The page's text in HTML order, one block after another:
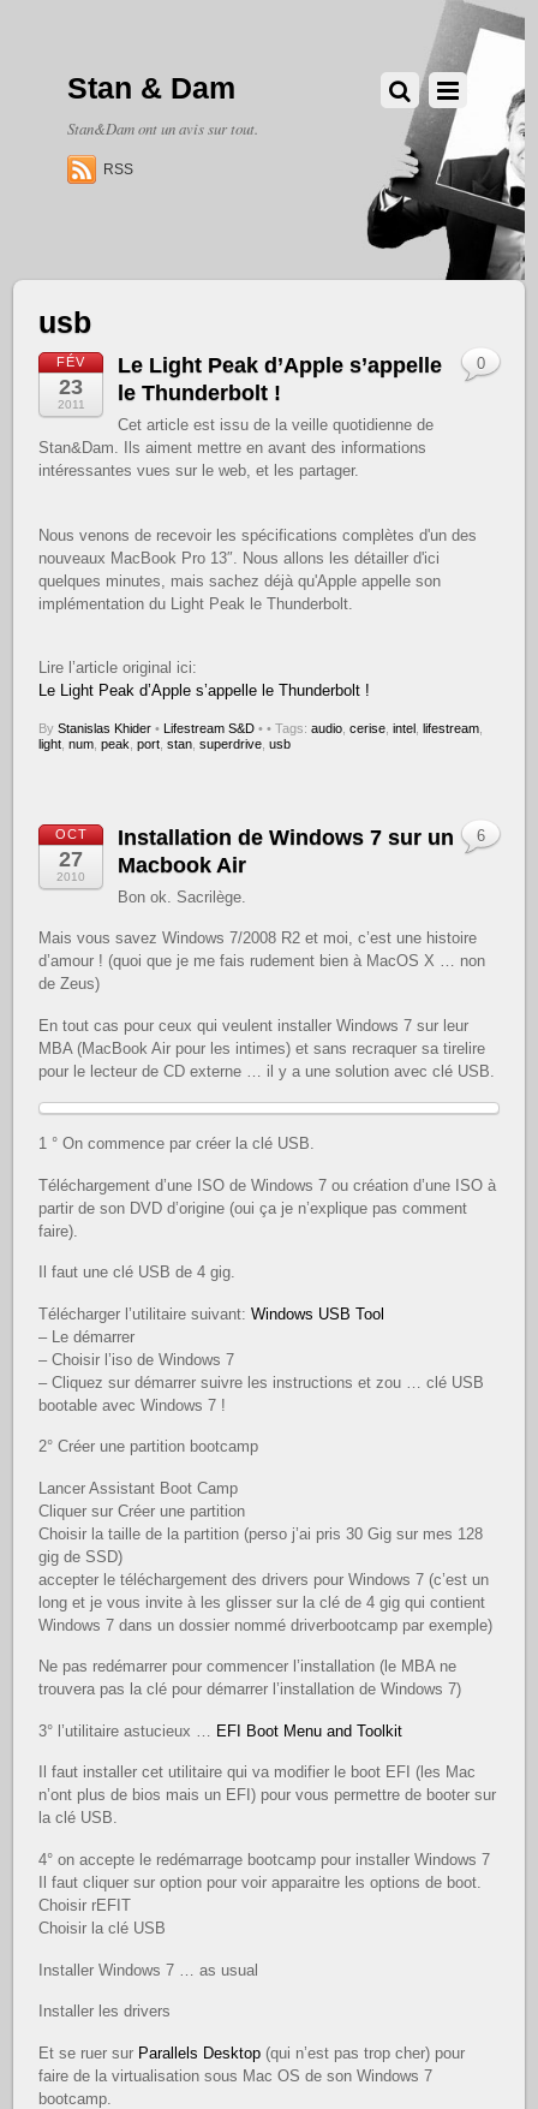
Stan & Dam
Stan&Dam ont un avis sur tout.
RSS
usb
FÉV
23
2011
Le Light Peak d’Apple s’appelle
le Thunderbolt !
Cet article est issu de la veille quotidienne de
Stan&Dam. Ils aiment mettre en avant des informations
intéressantes vues sur le web, et les partager.
Nous venons de recevoir les spécifications complètes d'un des
nouveaux MacBook Pro 13″. Nous allons les détailler d'ici
quelques minutes, mais sachez déjà qu'Apple appelle son
implémentation du Light Peak le Thunderbolt.
Lire l’article original ici:
Le Light Peak d’Apple s’appelle le Thunderbolt !
ByStanislas Khider • Lifestream S&D •
0
• Tags:audio ,cerise ,intel ,lifestream
light ,num ,peak ,port ,stan ,superdrive ,usb
OCT
27
2010
Installation de Windows 7 sur un
Macbook Air
Bon ok. Sacrilège.
Mais vous savez Windows 7/2008 R2 et moi, c’est une histoire
d’amour ! (quoi que je me fais rudement bien à MacOS X … non
de Zeus)
En tout cas pour ceux qui veulent installer Windows 7 sur leur
MBA (MacBook Air pour les intimes) et sans recraquer sa tirelire
pour le lecteur de CD externe … il y a une solution avec clé USB.
1 ° On commence par créer la clé USB.
Téléchargement d’une ISO de Windows 7 ou création d’une ISO à
partir de son DVD d’origine (oui ça je n’explique pas comment
faire).
Il faut une clé USB de 4 gig.
Télécharger l’utilitaire suivant:Windows USB Tool
– Le démarrer
– Choisir l’iso de Windows 7
– Cliquez sur démarrer suivre les instructions et zou … clé USB
bootable avec Windows 7 !
2° Créer une partition bootcamp
Lancer Assistant Boot Camp
Cliquer sur Créer une partition
Choisir la taille de la partition (perso j’ai pris 30 Gig sur mes 128
gig de SSD)
accepter le téléchargement des drivers pour Windows 7 (c’est un
long et je vous invite à les glisser sur la clé de 4 gig qui contient
Windows 7 dans un dossier nommé driverbootcamp par exemple)
Ne pas redémarrer pour commencer l’installation (le MBA ne
trouvera pas la clé pour démarrer l’installation de Windows 7)
3° l’utilitaire astucieux … EFI Boot Menu and Toolkit
Il faut installer cet utilitaire qui va modifier le boot EFI (les Mac
n’ont plus de bios mais un EFI) pour vous permettre de booter sur
la clé USB.
4° on accepte le redémarrage bootcamp pour installer Windows 7
Il faut cliquer sur option pour voir apparaitre les options de boot.
Choisir rEFIT
Choisir la clé USB
Installer Windows 7 … as usual
Installer les drivers
Et se ruer sur Parallels Desktop (qui n’est pas trop cher) pour
faire de la virtualisation sous Mac OS de son Windows 7
bootcamp.
6